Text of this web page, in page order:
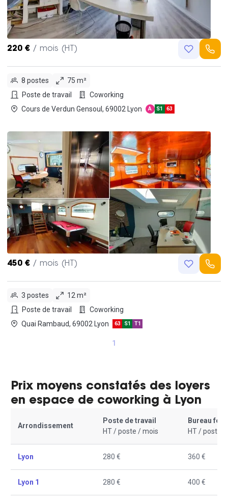
220 € / mois (HT)
8 postes
75 m²
Poste de travail
Coworking
Cours de Verdun Gensoul, 69002 Lyon
A S1 63
450 € / mois (HT)
3 postes
12 m²
Poste de travail
Coworking
Quai Rambaud, 69002 Lyon
63 S1 T1
1
Prix moyens constatés des loyers
en espace de coworking à Lyon
Arrondissement
Poste de travail
HT / poste / mois
Bureau
HT / poste /
Lyon 280 € 360 €
Lyon 1 280 € 400 €